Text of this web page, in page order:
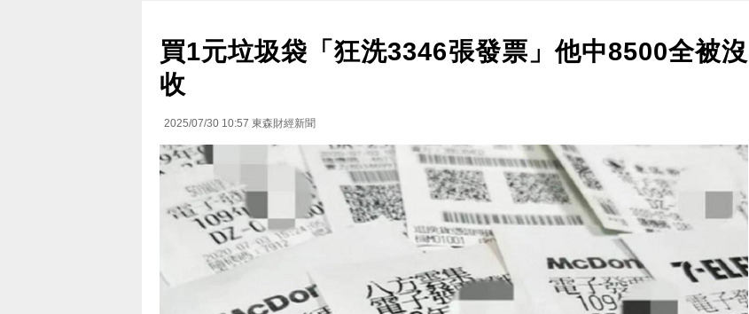
買1元垃圾袋「狂洗3346張發票」他中8500全被沒
收
2025/07/30 10:57 東森財經新聞